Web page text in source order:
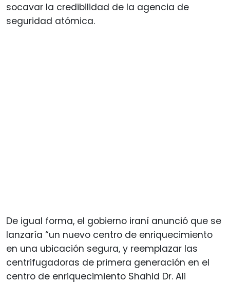
socavar la credibilidad de la agencia de
seguridad atómica.
De igual forma, el gobierno iraní anunció que se
lanzaría “un nuevo centro de enriquecimiento
en una ubicación segura, y reemplazar las
centrifugadoras de primera generación en el
centro de enriquecimiento Shahid Dr. Ali